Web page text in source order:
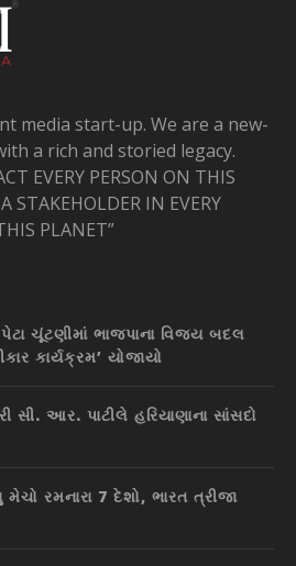
media start-up. We are a new-
a rich and storied legacy.
EVERY PERSON ON THIS
STAKEHOLDER IN EVERY
PLANET”
ચૂંટણીમાં ભાજપાના વિજય બદલ
કાર્યક્રમ’ યોજાયો
સી. આર. પાટીલે હરિયાણાના સાંસદો
રમનારા 7 દેશો, ભારત ત્રીજા